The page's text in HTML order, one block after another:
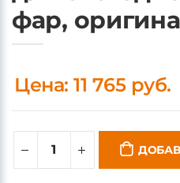
фар,
Цена: 11 765 руб.